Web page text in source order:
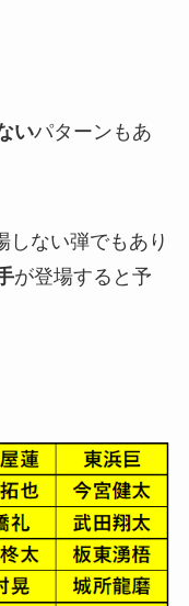
いパターンもあ
しない弾でもあり
が登場すると予